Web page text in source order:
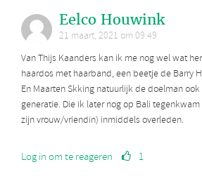
Eelco Houwink
21 maart, 2021 om 09:49
Van Thijs Kaanders kan ik me nog wel wat
haardos met haarband, een beetje de Barry
En Maarten Skking natuurlijk de doelman
generatie. Die ik later nog op Bali
zijn vrouw/vriendin) inmiddels overleden.
Log in om te reageren 1